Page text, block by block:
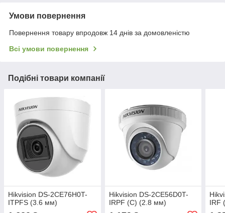
Умови повернення
Повернення товару впродовж 14 днів за домовленістю
Всі умови повернення
Подібні товари компанії
Hikvision DS-2CE76H0T-
ITPFS (3.6 мм)
Hikvision DS-2CE56D0T-
IRPF (C) (2.8 мм)
IRF